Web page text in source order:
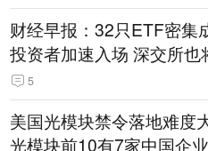
财经早报：32只ETF密集
投资者加速入场 深交所也
易线路
5
美国光模块禁令落地难度
光模块前10有7家中国企